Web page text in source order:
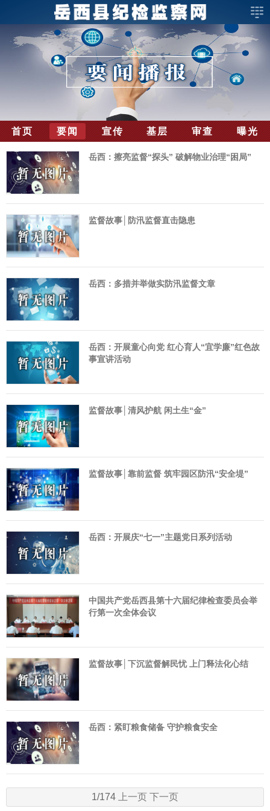
首页 要闻 宣传 基层 审查 曝光
岳西：擦亮监督“探头” 破解物业治理“困局”
监督故事│防汛监督直击隐患
岳西：多措并举做实防汛监督文章
岳西：开展童心向党 红心育人“宜学廉”红色故
事宣讲活动
监督故事│清风护航 闲土生“金”
监督故事│靠前监督 筑牢园区防汛“安全堤”
岳西：开展庆“七一”主题党日系列活动
中国共产党岳西县第十六届纪律检查委员会举
行第一次全体会议
监督故事│下沉监督解民忧 上门释法化心结
岳西：紧盯粮食储备 守护粮食安全
1/174 上一页 下一页